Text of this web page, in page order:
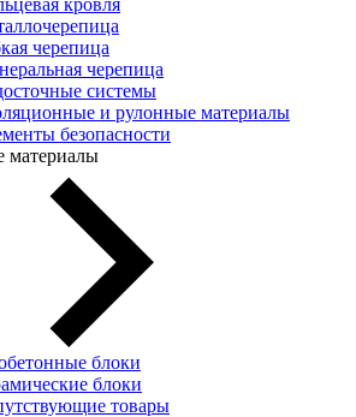
черепица
черепица
системы
и рулонные материалы
безопасности
материалы
блоки
блоки
товары